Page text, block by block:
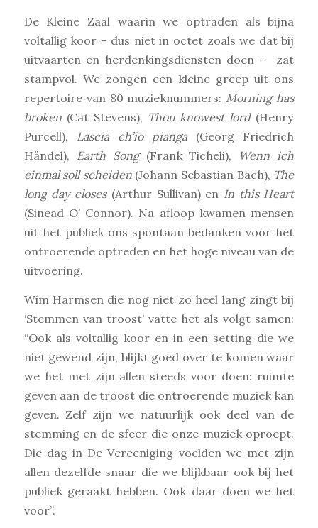
De Kleine Zaal waarin we optraden als bijna
voltallig koor – dus niet in octet zoals we dat bij
uitvaarten en herdenkingsdiensten doen – zat
stampvol. We zongen een kleine greep uit ons
repertoire van 80 muzieknummers: Morning has
broken(Cat Stevens), Thou knowest lord(Henry
Purcell), Lascia ch’io pianga(Georg Friedrich
Händel), Earth Song (Frank Ticheli),
Wenn ich
einmal soll scheiden(Johann Sebastian Bach), The
long day closes (Arthur Sullivan) en In this Heart
(Sinead O’ Connor). Na afloop kwamen mensen
uit het publiek ons spontaan bedanken voor het
ontroerende optreden en het hoge niveau van de
uitvoering.
Wim Harmsen die nog niet zo heel lang zingt bij
‘Stemmen van troost’ vatte het als volgt samen:
“Ook als voltallig koor en in een setting die we
niet gewend zijn, blijkt goed over te komen waar
we het met zijn allen steeds voor doen: ruimte
geven aan de troost die ontroerende muziek kan
geven. Zelf zijn we natuurlijk ook deel van de
stemming en de sfeer die onze muziek oproept.
Die dag in De Vereeniging voelden we met zijn
allen dezelfde snaar die we blijkbaar ook bij het
publiek geraakt hebben. Ook daar doen we het
voor”.